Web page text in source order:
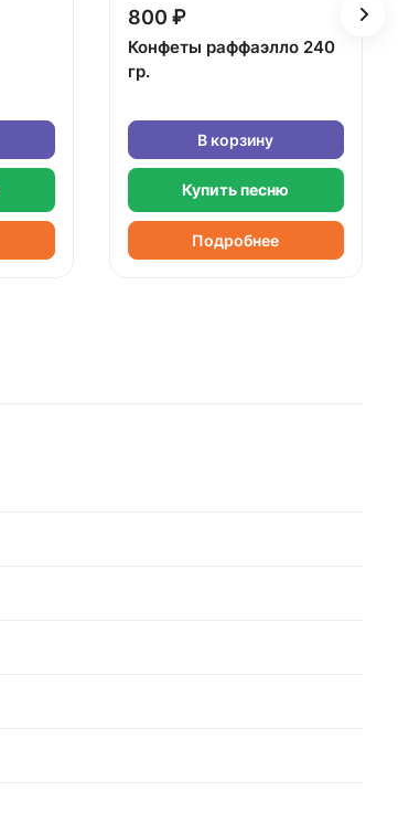
800 ₽
Конфеты раффаэлло 240
гр.
В корзину
Купить песню
Подробнее